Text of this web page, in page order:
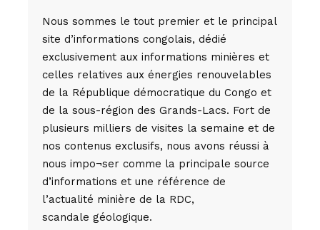
Nous sommes le tout premier et le principal
site d’informations congolais, dédié
exclusivement aux informations minières et
celles relatives aux énergies renouvelables
de la République démocratique du Congo et
de la sous-région des Grands-Lacs. Fort de
plusieurs milliers de visites la semaine et de
nos contenus exclusifs, nous avons réussi à
nous impo¬ser comme la principale source
d’informations et une référence de
l’actualité minière de la RDC,
scandale géologique.